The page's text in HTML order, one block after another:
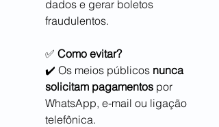
dados e gerar boletos
fraudulentos.
✅ Como evitar?
✔️ Os meios públicos nunca
solicitam pagamentos por
WhatsApp, e-mail ou ligação
telefônica.